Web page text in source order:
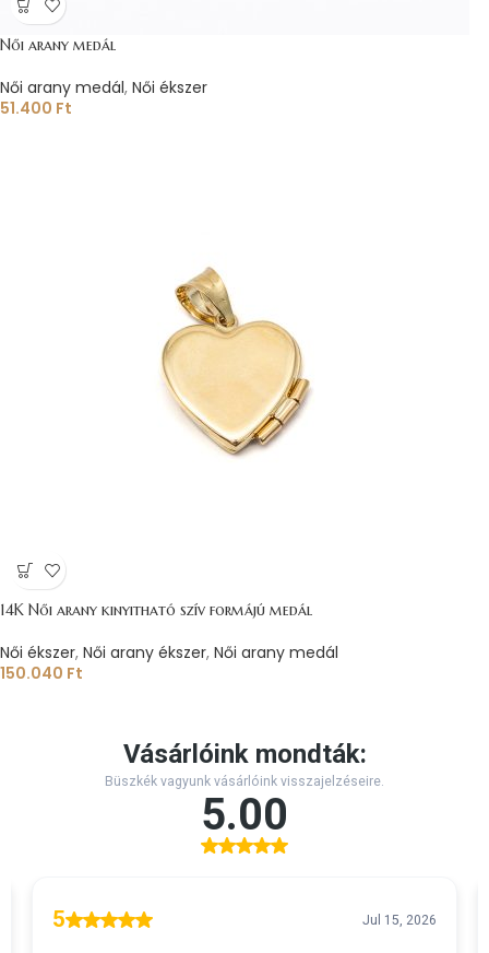
Női arany medál
Női arany medál, Női ékszer
51.400 Ft
14K Női arany kinyitható szív formájú medál
Női ékszer, Női arany ékszer, Női arany medál
150.040 Ft